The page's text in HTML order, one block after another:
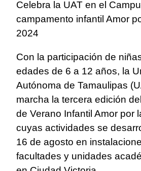
Celebra la UAT en el
campamento infantil Amor
2024
Con la participación de
edades de 6 a 12 años, la
Autónoma de Tamaulipas
marcha la tercera edición
de Verano Infantil Amor por
cuyas actividades se
16 de agosto en
facultades y unidades